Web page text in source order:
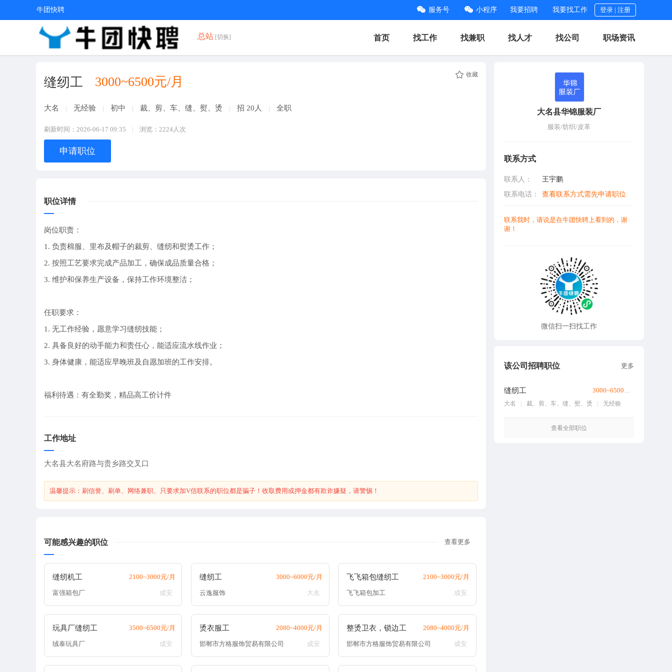
牛团快聘 服务号 小程序 我要招聘 我要找工作 登录 | 注册
总站 [切换] 首页 找工作 找兼职 找人才 找公司 职场资讯
缝纫工 3000~6500元/月
大名 无经验 初中 裁、剪、车、缝、熨、烫 招 20人 全职
刷新时间：2026-06-17 09:35 浏览：2224人次
申请职位
收藏
职位详情
岗位职责：
1. 负责棉服、里布及帽子的裁剪、缝纫和熨烫工作；
2. 按照工艺要求完成产品加工，确保成品质量合格；
3. 维护和保养生产设备，保持工作环境整洁；
任职要求：
1. 无工作经验，愿意学习缝纫技能；
2. 具备良好的动手能力和责任心，能适应流水线作业；
3. 身体健康，能适应早晚班及自愿加班的工作安排。
福利待遇：有全勤奖，精品高工价计件
工作地址
大名县大名府路与贵乡路交叉口
温馨提示：刷信誉、刷单、网络兼职、只要求加V信联系的职位都是骗子！收取费用或押金都有欺诈嫌疑，请警惕！
可能感兴趣的职位 查看更多
缝纫机工 2100~3000元/月
富强箱包厂 成安
缝纫工 3000~6000元/月
云逸服饰 大名
飞飞箱包缝纫工 2100~3000元/月
飞飞箱包加工 成安
玩具厂缝纫工 3500~6500元/月
绒泰玩具厂 成安
烫衣服工 2080~4000元/月
邯郸市方格服饰贸易有限公司 成安
整烫卫衣，锁边工 2080~4000元/月
邯郸市方格服饰贸易有限公司 成安
大名县华锦服装厂
服装/纺织/皮革
联系方式
联系人：
王宇鹏
联系电话：
查看联系方式需先申请职位
联系我时，请说是在牛团快聘上看到的，谢
谢！
微信扫一扫找工作
该公司招聘职位 更多
缝纫工 3000~6500元/月
大名 裁、剪、车、缝、熨、烫 无经验
查看全部职位